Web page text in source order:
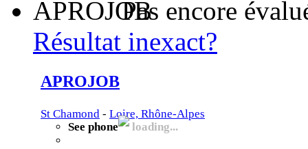
Pas encore
Résultat inexact?
APROJOB
St Chamond - Loire, Rhône-Alpes
See phone
loading...